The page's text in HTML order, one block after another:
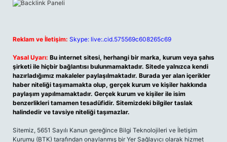
Reklam ve İletişim: Skype: live:.cid.575569c608265c69
Yasal Uyarı: Bu internet sitesi, herhangi bir marka, kurum veya şahıs
şirketi ile hiçbir bağlantısı bulunmamaktadır. Sitede yalnızca kendi
hazırladığımız makaleler paylaşılmaktadır. Burada yer alan içerikler
haber niteliği taşımamakta olup, gerçek kurum ve kişiler hakkında
paylaşım yapılmamaktadır. Gerçek kurum ve kişiler ile isim
benzerlikleri tamamen tesadüfidir. Sitemizdeki bilgiler taslak
halindedir ve tavsiye niteliği taşımazlar.
Sitemiz, 5651 Sayılı Kanun gereğince Bilgi Teknolojileri ve İletişim
Kurumu (BTK) tarafından onaylanmış bir Yer Sağlayıcı olarak hizmet